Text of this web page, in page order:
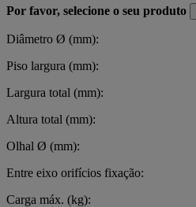
Por favor, selecione o seu produto
Diâmetro Ø (mm):
Piso largura (mm):
Largura total (mm):
Altura total (mm):
Olhal Ø (mm):
Entre eixo orifícios fixação:
Carga máx. (kg):